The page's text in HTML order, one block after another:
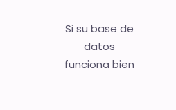
Si su base de
datos
funciona bien